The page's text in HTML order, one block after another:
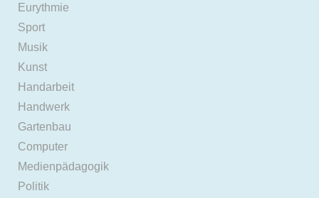
Eurythmie
Sport
Musik
Kunst
Handarbeit
Handwerk
Gartenbau
Computer
Medienpädagogik
Politik